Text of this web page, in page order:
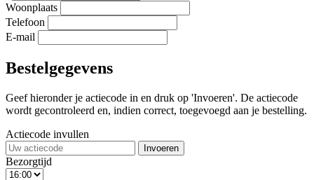
Woonplaats
Telefoon
E-mail
Bestelgegevens
Geef hieronder je actiecode in en druk op 'Invoeren'. De actiecode
wordt gecontroleerd en, indien correct, toegevoegd aan je bestelling.
Actiecode invullen
Invoeren
Bezorgtijd